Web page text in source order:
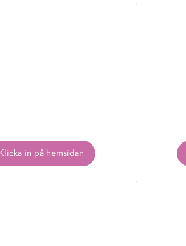
Klicka in på hemsidan